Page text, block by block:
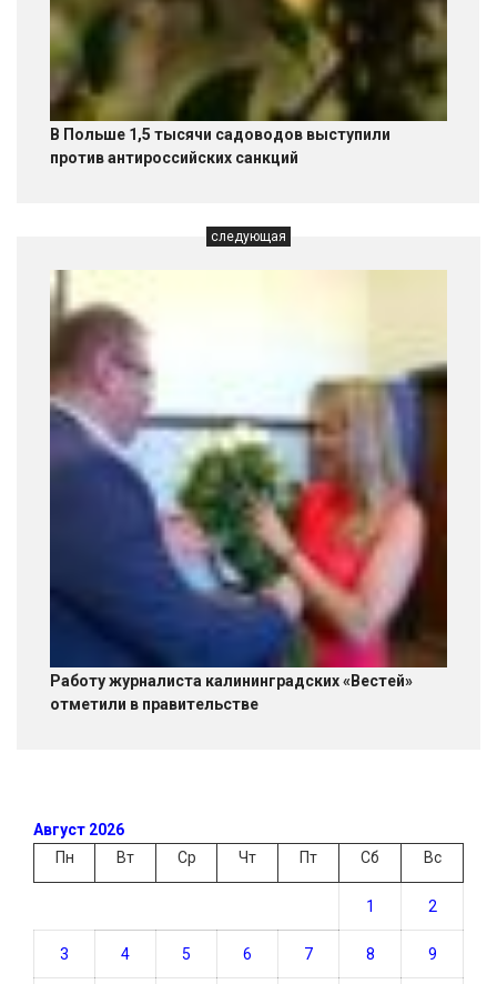
В Польше 1,5 тысячи садоводов выступили
против антироссийских санкций
следующая
Работу журналиста калининградских «Вестей»
отметили в правительстве
Август 2026
Пн
Вт Ср Чт Пт Сб Вс
1 2
3 4 5 6 7 8 9